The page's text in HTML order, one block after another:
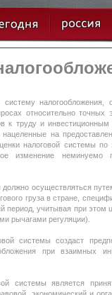
налогообложения,
относительно точных
к труду и
на
налоговой системы
изменение неминуемо
осуществляться
груза в стране,
период, учитывая при этом
рычагами регуляции).
системы создаст
при взаимных
системы является